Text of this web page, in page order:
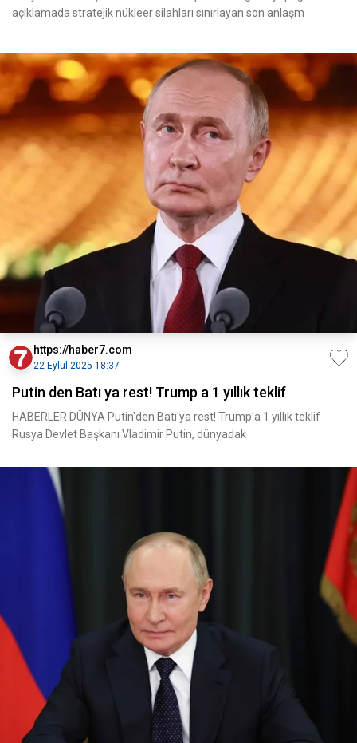
açıklamada stratejik nükleer silahları sınırlayan son anlaşm
https://haber7.com
22 Eylül 2025 18:37
Putin den Batı ya rest! Trump a 1 yıllık teklif
HABERLER DÜNYA Putin'den Batı'ya rest! Trump'a 1 yıllık teklif
Rusya Devlet Başkanı Vladimir Putin, dünyadak